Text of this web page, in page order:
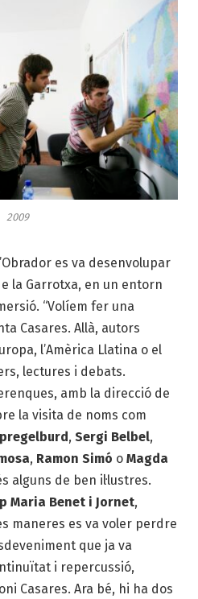
2009
es va desenvolupar
la Garrotxa, en un entorn
“Volíem fer una
Casares. Allà, autors
l’Amèrica Llatina o el
lectures i debats.
amb la direcció de
la visita de noms com
, Sergi Belbel,
, Ramon Simó o Magda
alguns de ben il·lustres.
Maria Benet i Jornet,
maneres es va voler perdre
que ja va
i repercussió,
Casares. Ara bé, hi ha dos